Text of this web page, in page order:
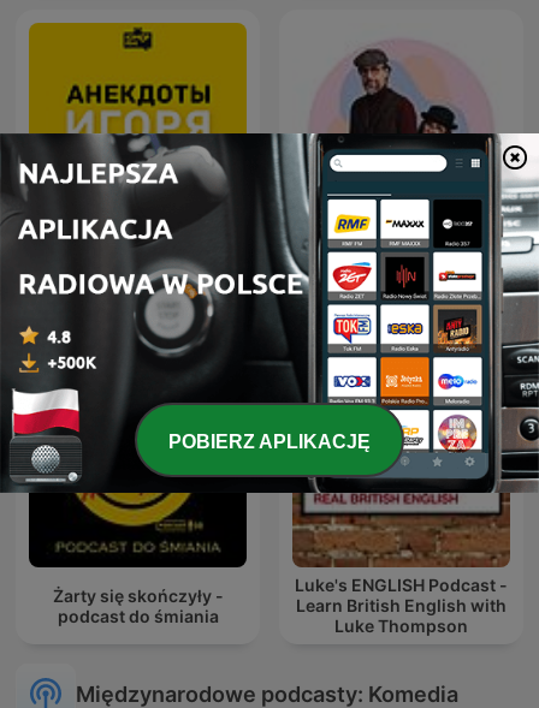
Анекдоты Игоря
Маменко
MÓWI SIĘ
Żarty się skończyły -
podcast do śmiania
Luke's ENGLISH Podcast -
Learn British English with
Luke Thompson
Międzynarodowe podcasty: Komedia
POBIERZ APLIKACJĘ